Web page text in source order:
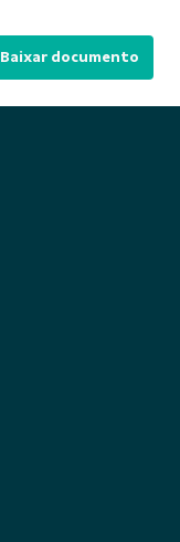
Baixar documento